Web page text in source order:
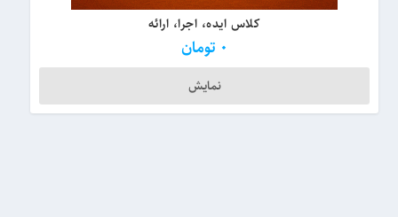
کلاس ایده، اجرا، ارائه
0 تومان
نمایش